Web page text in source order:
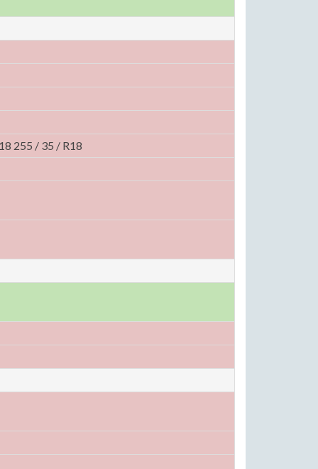
255 / 35 / R18